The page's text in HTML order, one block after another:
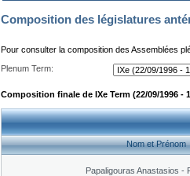
Composition des législatures
Pour consulter la composition des Assemblées
Plenum Term:
Composition finale de IXe Term (22/09/1996 -
Nom et Prénom
Papaligouras Anastasios -